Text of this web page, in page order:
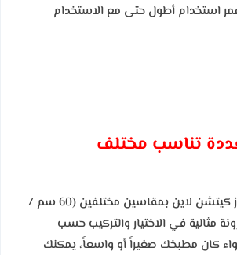
استخدام أطول حتى مع الاستخدام
تناسب مختلف
يتوفر شفاط بوتاجاز كيتشن لاين بمقاسين مختلفين (60 سم /
مثالية في الاختيار والتركيب حسب
كان مطبخك صغيراً أو واسعاً، يمكنك